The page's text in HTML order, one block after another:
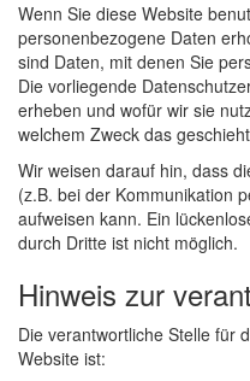
Wenn Sie diese Website
personenbezogene Daten
sind Daten, mit denen Sie
Die vorliegende
erheben und wofür wir sie
welchem Zweck das
Wir weisen darauf hin, dass
(z.B. bei der Kommunikation
aufweisen kann. Ein
durch Dritte ist nicht möglich.
Hinweis zur
Die verantwortliche Stelle für
Website ist: